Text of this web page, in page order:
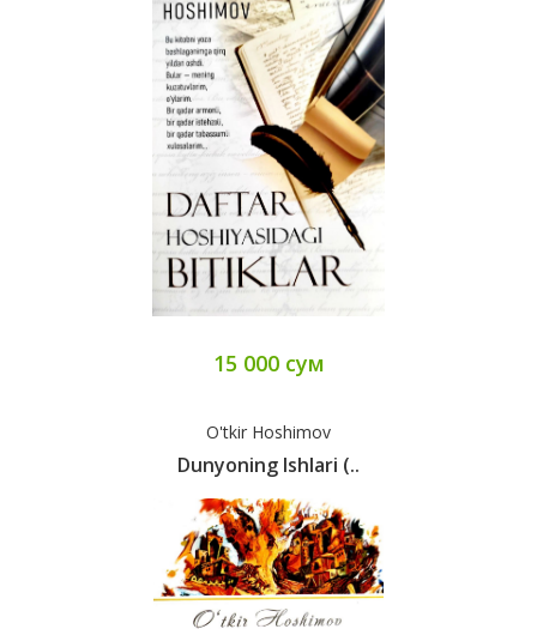
15 000 сум
O'tkir Hoshimov
Dunyoning Ishlari (..